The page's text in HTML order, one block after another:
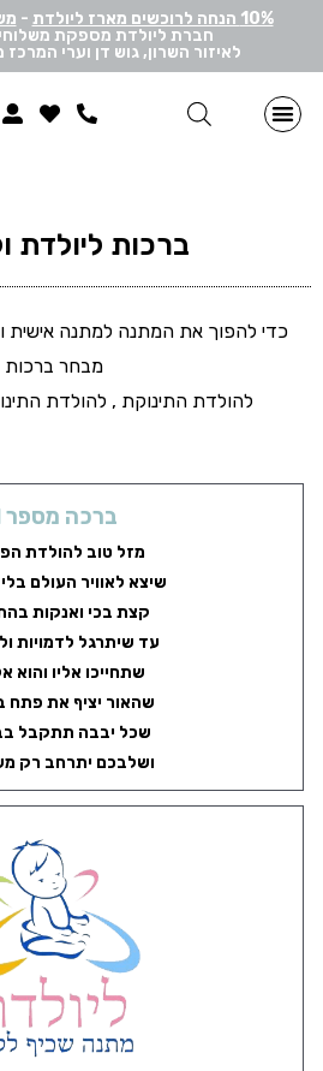
10% הנחה לרוכשים מארז ליולדת -
חברת ליולדת מספקת
לאיזור השרון, גוש דן וערי המרכז
ברכות ליולדת
כדי להפוך את המתנה למתנה אישית
מבחר ברכות
להולדת התינוקת , להולדת
ברכה מספר 1
מזל טוב להולדת
שיצא לאוויר העולם
קצת בכי ואנקות
עד שיתרגל לדמויות
שתחייכו אליו והוא
שהאור יציף את פתח
שכל יבבה תתקבל
ושלבכם יתרחב רק